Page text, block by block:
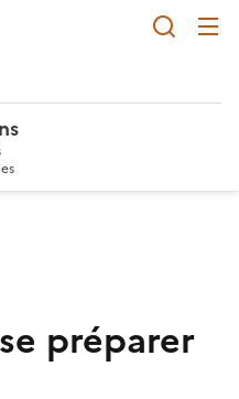
préparer